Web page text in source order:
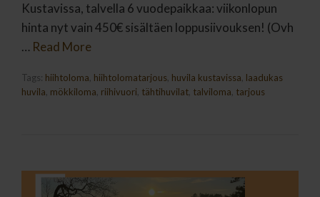
Kustavissa, talvella 6 vuodepaikkaa: viikonlopun
hinta nyt vain 450€ sisältäen loppusiivouksen! (Ovh
… Read More
Tags: hiihtoloma, hiihtolomatarjous, huvila kustavissa, laadukas
huvila, mökkiloma, riihivuori, tähtihuvilat, talviloma, tarjous